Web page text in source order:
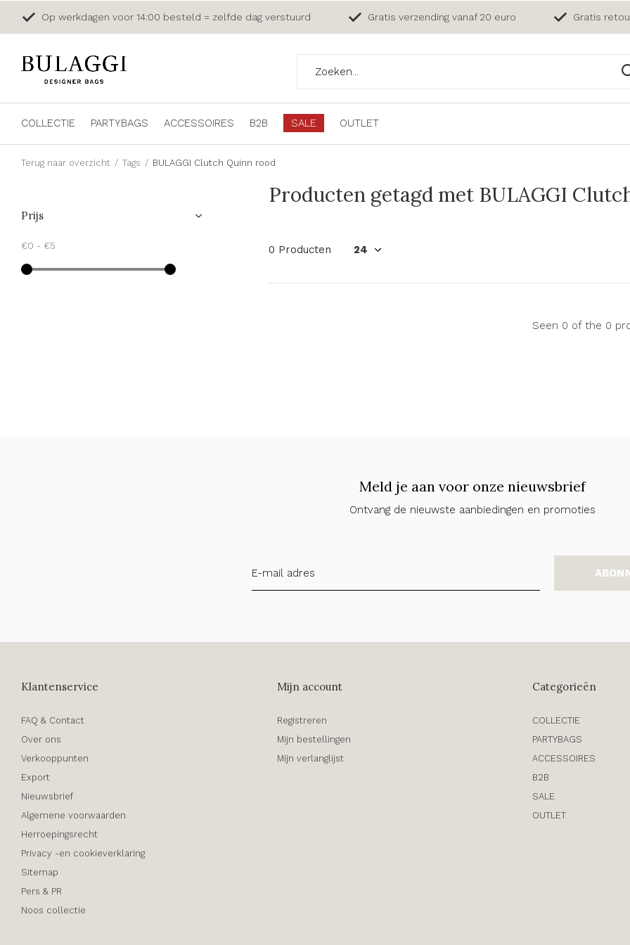
COLLECTIE PARTYBAGS ACCESSOIRES B2B SALE OUTLET
Op werkdagen voor 14:00 besteld = zelfde dag verstuurd Gratis verzending vanaf 20 euro Gratis
Terug naar overzicht Tags BULAGGI Clutch Quinn rood
Producten getagd met BULAGGI
0 Producten
Seen 0 of the 0
Prijs
€0 - €5
Meld je aan voor onze nieuwsbrief
Ontvang de nieuwste aanbiedingen en promoties
Klantenservice
FAQ & Contact
Over ons
Verkooppunten
Export
Nieuwsbrief
Algemene voorwaarden
Herroepingsrecht
Privacy -en cookieverklaring
Sitemap
Pers & PR
Noos collectie
Mijn account
Registreren
Mijn bestellingen
Mijn verlanglijst
Categorieën
COLLECTIE
PARTYBAGS
ACCESSOIRES
B2B
SALE
OUTLET